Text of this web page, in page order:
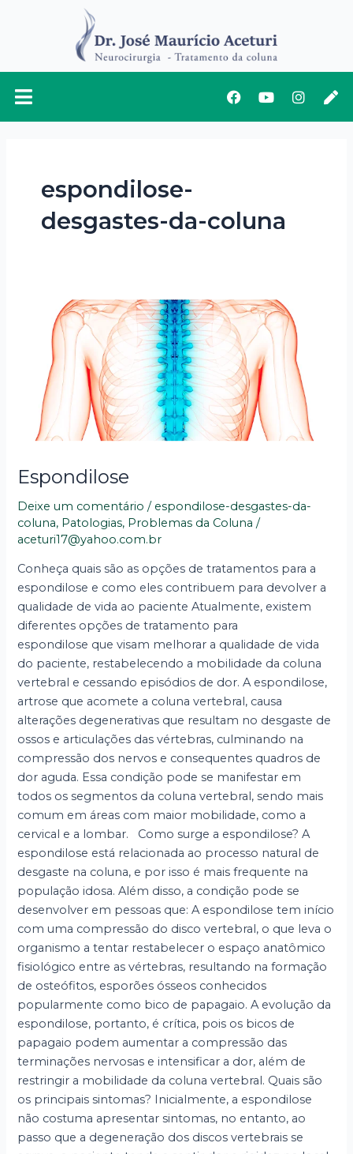
Facebook
Youtube
espondilose-
desgastes-da-coluna
Espondilose
Deixe um comentário / espondilose-desgastes-da-
coluna, Patologias, Problemas da Coluna /
aceturi17@yahoo.com.br
Conheça quais são as opções de tratamentos para a
espondilose e como eles contribuem para devolver a
qualidade de vida ao paciente Atualmente, existem
diferentes opções de tratamento para
espondilose que visam melhorar a qualidade de vida
do paciente, restabelecendo a mobilidade da coluna
vertebral e cessando episódios de dor. A espondilose,
artrose que acomete a coluna vertebral, causa
alterações degenerativas que resultam no desgaste de
ossos e articulações das vértebras, culminando na
compressão dos nervos e consequentes quadros de
dor aguda. Essa condição pode se manifestar em
todos os segmentos da coluna vertebral, sendo mais
comum em áreas com maior mobilidade, como a
cervical e a lombar. Como surge a espondilose? A
espondilose está relacionada ao processo natural de
desgaste na coluna, e por isso é mais frequente na
população idosa. Além disso, a condição pode se
desenvolver em pessoas que: A espondilose tem início
com uma compressão do disco vertebral, o que leva o
organismo a tentar restabelecer o espaço anatômico
fisiológico entre as vértebras, resultando na formação
de osteófitos, esporões ósseos conhecidos
popularmente como bico de papagaio. A evolução da
espondilose, portanto, é crítica, pois os bicos de
papagaio podem aumentar a compressão das
terminações nervosas e intensificar a dor, além de
restringir a mobilidade da coluna vertebral. Quais são
os principais sintomas? Inicialmente, a espondilose
não costuma apresentar sintomas, no entanto, ao
passo que a degeneração dos discos vertebrais se
Espondilose